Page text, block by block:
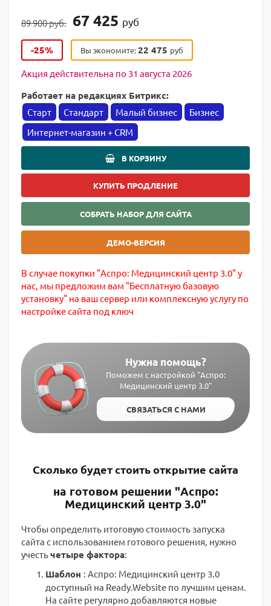
89 900 руб. 67 425 руб
-25% Вы экономите:22 475 руб
Акция действительна по 31 августа 2026
Работает на редакциях Битрикс:
Старт Стандарт Малый бизнес
Бизнес
Интернет-магазин + CRM
В КОРЗИНУ
КУПИТЬ ПРОДЛЕНИЕ
СОБРАТЬ НАБОР ДЛЯ САЙТА
ДЕМО-ВЕРСИЯ
В случае покупки "Аспро: Медицинский центр 3.0" у
нас, мы предложим вам "Бесплатную базовую
установку" на ваш сервер или комплексную услугу по
настройке сайта под ключ
Нужна помощь?
Поможем с настройкой "Аспро:
Медицинский центр 3.0"
СВЯЗАТЬСЯ С НАМИ
Сколько будет стоить открытие сайта
на готовом решении "Аспро:
Медицинский центр 3.0"
Чтобы определить итоговую стоимость запуска
сайта с использованием готового решения, нужно
учестьчетыре фактора:
Шаблон : Аспро: Медицинский центр 3.0
доступный на Ready.Website по лучшим ценам.
На сайте регулярно добавляются новые